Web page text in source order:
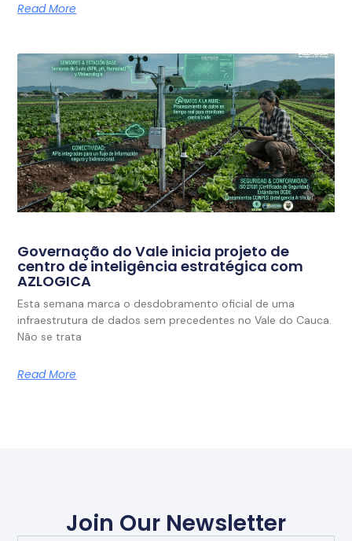
Read More
Governação do Vale inicia projeto de
centro de inteligência estratégica com
AZLOGICA
Esta semana marca o desdobramento oficial de uma
infraestrutura de dados sem precedentes no Vale do Cauca.
Não se trata
Read More
Join Our Newsletter